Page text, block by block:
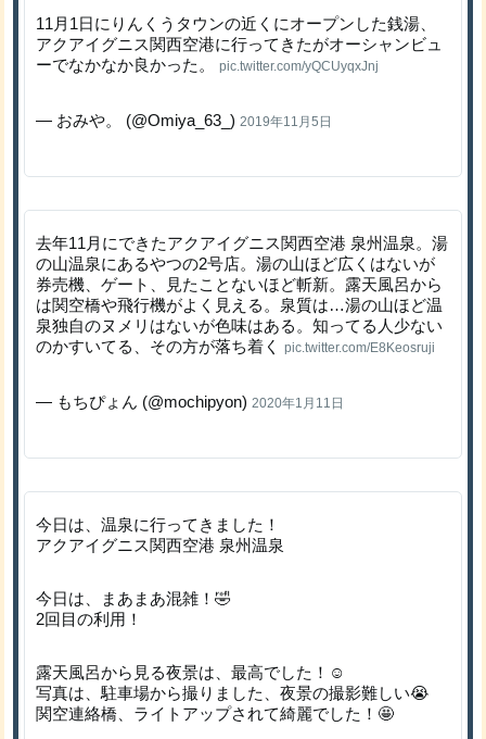
11月1日にりんくうタウンの近くにオープンした銭湯、
アクアイグニス関西空港に行ってきたがオーシャンビュ
ーでなかなか良かった。pic.twitter.com/yQCUyqxJnj
— おみや。 (@Omiya_63_) 2019年11月5日
去年11月にできたアクアイグニス関西空港 泉州温泉。湯
の山温泉にあるやつの2号店。湯の山ほど広くはないが
券売機、ゲート、見たことないほど斬新。露天風呂から
は関空橋や飛行機がよく見える。泉質は…湯の山ほど温
泉独自のヌメリはないが色味はある。知ってる人少ない
のかすいてる、その方が落ち着くpic.twitter.com/E8Keosruji
— もちぴょん (@mochipyon) 2020年1月11日
今日は、温泉に行ってきました！
アクアイグニス関西空港 泉州温泉
今日は、まあまあ混雑！🤣
2回目の利用！
露天風呂から見る夜景は、最高でした！☺️
写真は、駐車場から撮りました、夜景の撮影難しい😭
関空連絡橋、ライトアップされて綺麗でした！🤩